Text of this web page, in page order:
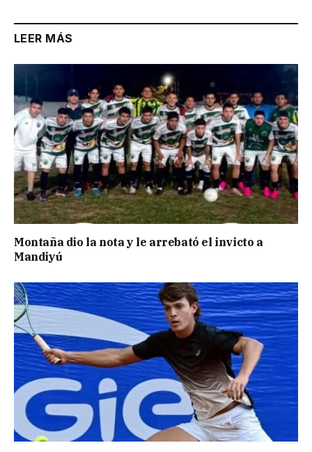
LEER MÁS
Montaña dio la nota y le arrebató el invicto a
Mandiyú